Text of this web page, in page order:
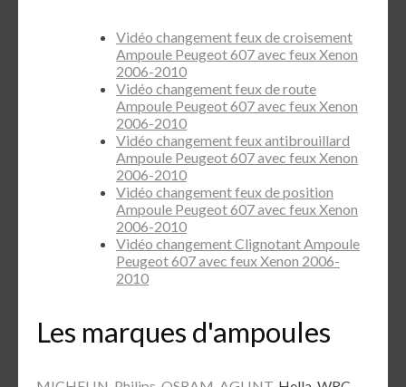
Vidéo changement feux de croisement
Ampoule Peugeot 607 avec feux Xenon
2006-2010
Vidéo changement feux de route
Ampoule Peugeot 607 avec feux Xenon
2006-2010
Vidéo changement feux antibrouillard
Ampoule Peugeot 607 avec feux Xenon
2006-2010
Vidéo changement feux de position
Ampoule Peugeot 607 avec feux Xenon
2006-2010
Vidéo changement Clignotant Ampoule
Peugeot 607 avec feux Xenon 2006-
2010
Les marques d'ampoules